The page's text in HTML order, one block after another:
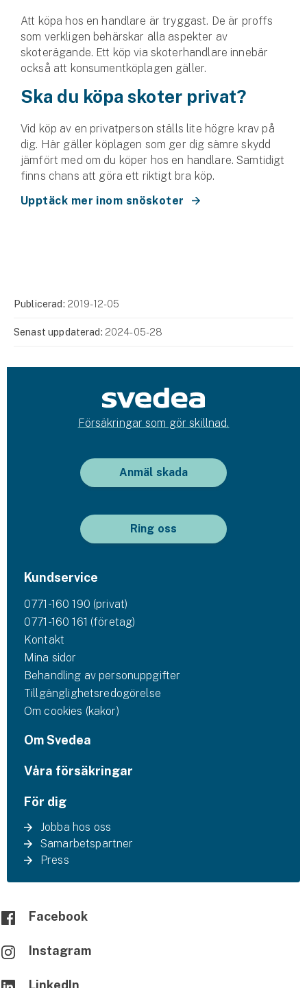
Att köpa hos en handlare är tryggast. De är proffs
som verkligen behärskar alla aspekter av
skoterägande. Ett köp via skoterhandlare innebär
också att konsumentköplagen gäller.
Ska du köpa skoter privat?
Vid köp av en privatperson ställs lite högre krav på
dig. Här gäller köplagen som ger dig sämre skydd
jämfört med om du köper hos en handlare. Samtidigt
finns chans att göra ett riktigt bra köp.
Upptäck mer inom snöskoter
Publicerad: 2019-12-05
Senast uppdaterad: 2024-05-28
Försäkringar som gör skillnad.
Anmäl skada
Ring oss
Kundservice
0771-160 190 (privat)
0771-160 161 (företag)
Kontakt
Mina sidor
Behandling av personuppgifter
Tillgänglighetsredogörelse
Om cookies (kakor)
Om Svedea
Våra försäkringar
För dig
Jobba hos oss
Samarbetspartner
Press
Facebook
Instagram
LinkedIn